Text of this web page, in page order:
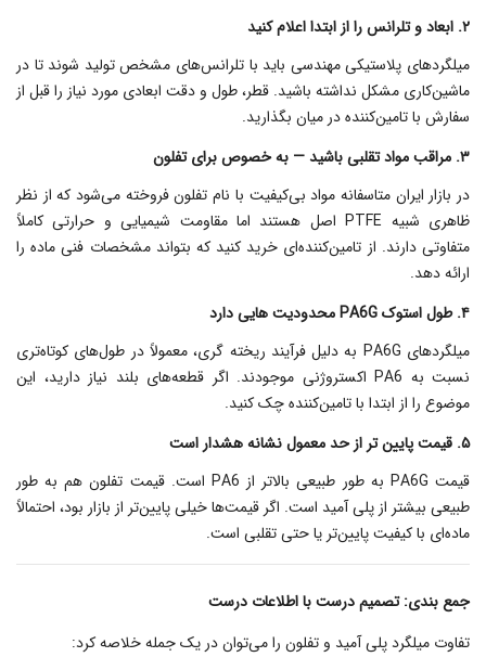
۲. ابعاد و تلرانس را از ابتدا اعلام کنید
میلگردهای پلاستیکی مهندسی باید با تلرانس‌های مشخص تولید شوند تا در
ماشین‌کاری مشکل نداشته باشید. قطر، طول و دقت ابعادی مورد نیاز را قبل از
سفارش با تامین‌کننده در میان بگذارید.
۳. مراقب مواد تقلبی باشید — به خصوص برای تفلون
در بازار ایران متاسفانه مواد بی‌کیفیت با نام تفلون فروخته می‌شود که از نظر
ظاهری شبیه PTFE اصل هستند اما مقاومت شیمیایی و حرارتی کاملاً
متفاوتی دارند. از تامین‌کننده‌ای خرید کنید که بتواند مشخصات فنی ماده را
ارائه دهد.
۴. طول استوک PA6G محدودیت‌ هایی دارد
میلگردهای PA6G به دلیل فرآیند ریخته‌ گری، معمولاً در طول‌های کوتاه‌تری
نسبت به PA6 اکستروژنی موجودند. اگر قطعه‌های بلند نیاز دارید، این
موضوع را از ابتدا با تامین‌کننده چک کنید.
۵. قیمت پایین‌ تر از حد معمول نشانه هشدار است
قیمت PA6G به طور طبیعی بالاتر از PA6 است. قیمت تفلون هم به طور
طبیعی بیشتر از پلی آمید است. اگر قیمت‌ها خیلی پایین‌تر از بازار بود، احتمالاً
ماده‌ای با کیفیت پایین‌تر یا حتی تقلبی است.
جمع‌ بندی: تصمیم درست با اطلاعات درست
تفاوت میلگرد پلی آمید و تفلون را می‌توان در یک جمله خلاصه کرد: